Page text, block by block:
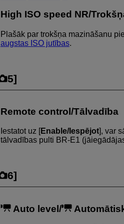
High ISO speed NR/
Plašāk par trokšņa mazināšanu
augstas ISO jutības.
5]
Remote control/Tālvadība
Iestatot uz [Enable/Iespējot], var
tālvadības pulti BR-E1
6]
Auto level/